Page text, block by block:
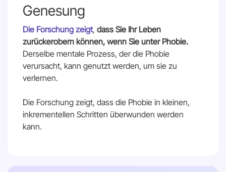
Genesung
Die Forschung zeigt, dass Sie Ihr Leben
zurückerobern können, wenn Sie unter Phobie.
Derselbe mentale Prozess, der die Phobie
verursacht, kann genutzt werden, um sie zu
verlernen.
Die Forschung zeigt, dass die Phobie in kleinen,
inkrementellen Schritten überwunden werden
kann.